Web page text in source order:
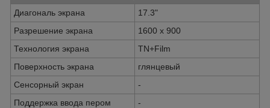
Диагональ экрана
17.3"
Разрешение экрана
1600 x 900
Технология экрана
TN+Film
Поверхность экрана
глянцевый
Сенсорный экран
-
Поддержка ввода пером
-